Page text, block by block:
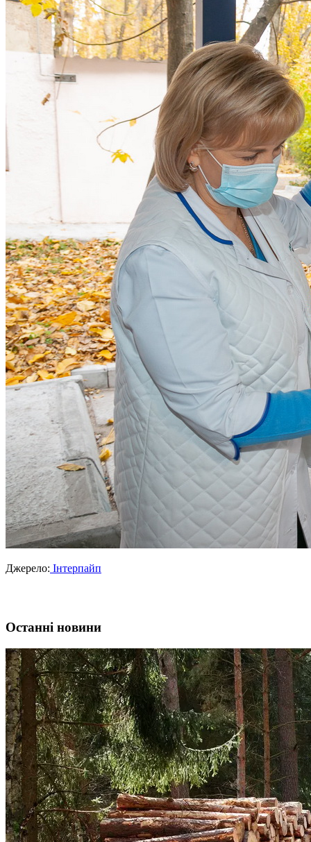
Джерело: Інтерпайп
Останні новини